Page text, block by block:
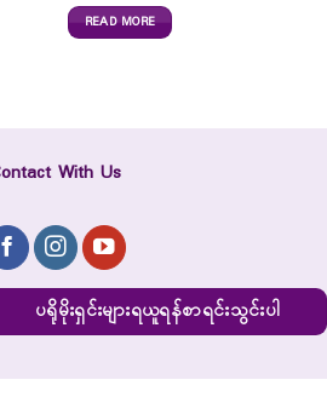
READ MORE
With Us
ပရိုမိုးရှင်းများရယူရန်စာရင်းသွင်းပါ